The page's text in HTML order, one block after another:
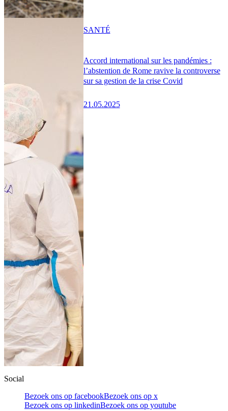
Accord international sur les pandémies :
l’abstention de Rome ravive la controverse
sur sa gestion de la crise Covid
21.05.2025
SANTÉ
Social
Bezoek ons op facebookBezoek ons op x
Bezoek ons op linkedinBezoek ons op youtube